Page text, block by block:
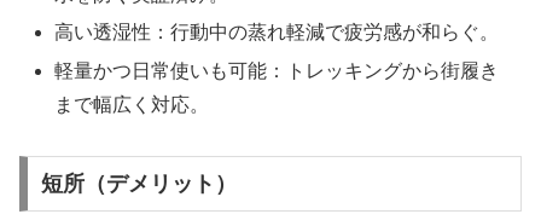
高い透湿性：行動中の蒸れ軽減で疲労感が和らぐ。
軽量かつ日常使いも可能：トレッキングから街履き
まで幅広く対応。
短所（デメリット）